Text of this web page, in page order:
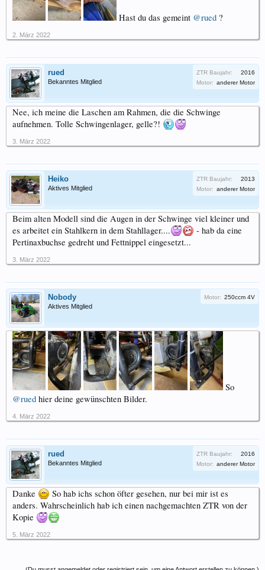
Hast du das gemeint @rued ?
2. März 2022
rued
Bekanntes Mitglied
ZTR Baujahr:
2016
Motor: anderer Motor
Nee, ich meine die Laschen am Rahmen, die die Schwinge
aufnehmen. Tolle Schwingenlager, gelle?!
3. März 2022
Heiko
Aktives Mitglied
ZTR Baujahr:
2013
Motor: anderer Motor
Beim alten Modell sind die Augen in der Schwinge viel kleiner und
es arbeitet ein Stahlkern in dem Stahllager....
- hab da eine
Pertinaxbuchse gedreht und Fettnippel eingesetzt...
3. März 2022
Nobody
Aktives Mitglied
Motor: 250ccm 4V
So
@rued hier deine gewünschten Bilder.
4. März 2022
rued
Bekanntes Mitglied
ZTR Baujahr:
2016
Motor: anderer Motor
Danke
So hab ichs schon öfter gesehen, nur bei mir ist es
anders. Wahrscheinlich hab ich einen nachgemachten ZTR von der
Kopie
5. März 2022